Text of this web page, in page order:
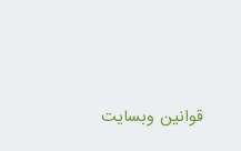
قوانین وبسایت